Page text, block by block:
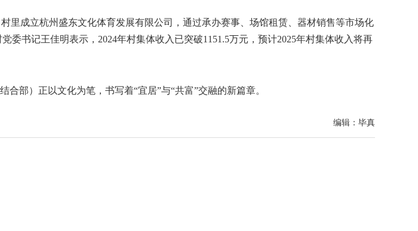
成立杭州盛东文化体育发展有限公司，通过承办赛事、场馆租赁、器材销售等市场化
书记王佳明表示，2024年村集体收入已突破1151.5万元，预计2025年村集体收入将再
部）正以文化为笔，书写着“宜居”与“共富”交融的新篇章。
编辑：毕真